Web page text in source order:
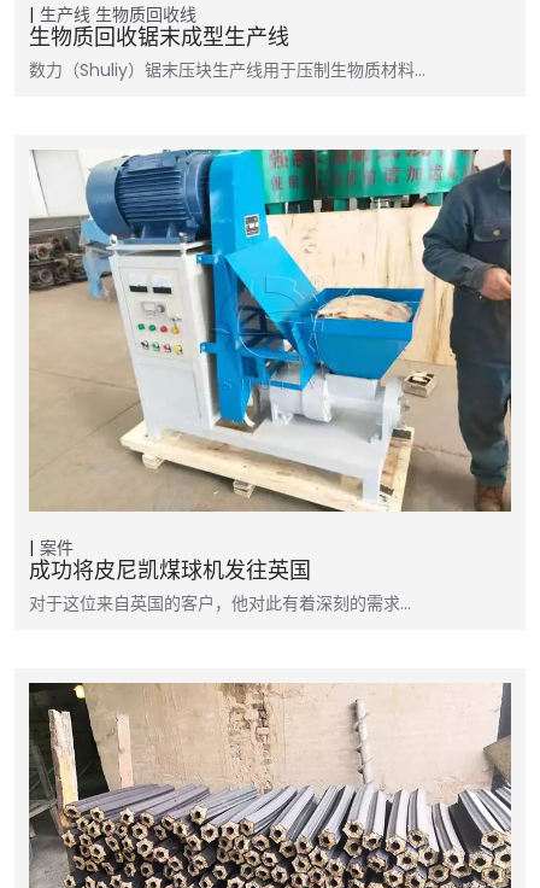
生产线 生物质回收线
生物质回收锯末成型生产线
数力（Shuliy）锯末压块生产线用于压制生物质材料…
案件
成功将皮尼凯煤球机发往英国
对于这位来自英国的客户，他对此有着深刻的需求…